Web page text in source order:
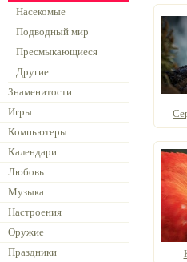
Насекомые
Подводный мир
Пресмыкающиеся
Другие
Знаменитости
Игры
Компьютеры
Календари
Любовь
Музыка
Настроения
Оружие
Праздники